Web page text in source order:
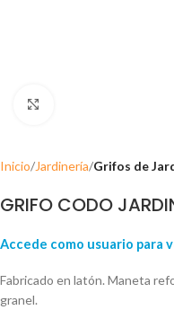
Inicio Jardinería Grifos de
GRIFO CODO
Accede como usuario para
Fabricado en latón. Maneta
granel.